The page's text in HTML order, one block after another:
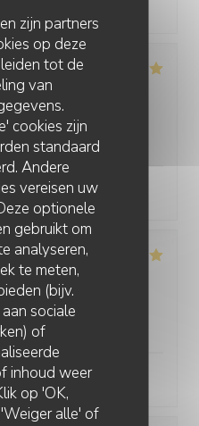
zijn partners
op deze
tot de
van
cookies zijn
standaard
Andere
vereisen uw
optionele
gebruikt om
analyseren,
te meten,
(bijv.
sociale
of
inhoud weer
op 'OK,
alle' of
: 5/5 Kwaliteit / Prijs
bon produit
/5 Kwaliteit / Prijs
et accueil au top!